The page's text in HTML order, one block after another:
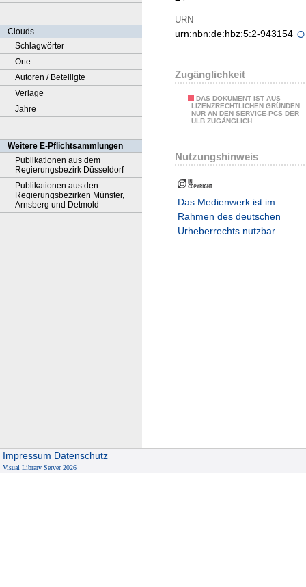
Clouds
Schlagwörter
Orte
Autoren / Beteiligte
Verlage
Jahre
Weitere E-Pflichtsammlungen
Publikationen aus dem
Regierungsbezirk Düsseldorf
Publikationen aus den
Regierungsbezirken Münster,
Arnsberg und Detmold
URN
urn:nbn:de:hbz:5:2-943154
Zugänglichkeit
DAS DOKUMENT IST AUS
LIZENZRECHTLICHEN GRÜNDEN
NUR AN DEN SERVICE-PCS DER
ULB ZUGÄNGLICH.
Nutzungshinweis
Das Medienwerk ist im
Rahmen des deutschen
Urheberrechts nutzbar.
Impressum Datenschutz
Visual Library Server 2026